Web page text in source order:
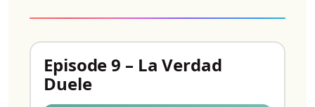
Episode 9 – La Verdad
Duele